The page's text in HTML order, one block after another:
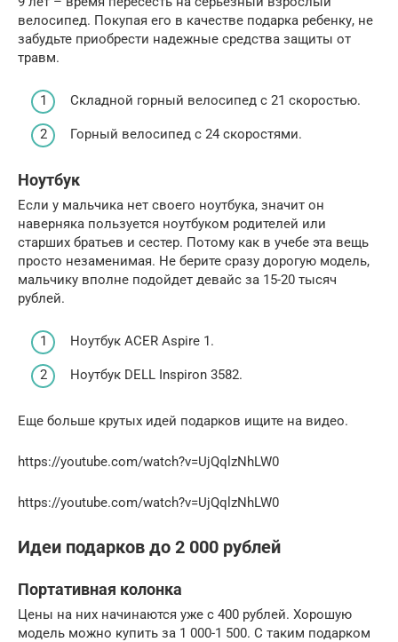
велосипед. Покупая его в качестве подарка ребенку, не
забудьте приобрести надежные средства защиты от
травм.
Складной горный велосипед с 21 скоростью.
Горный велосипед с 24 скоростями.
Ноутбук
Если у мальчика нет своего ноутбука, значит он
наверняка пользуется ноутбуком родителей или
старших братьев и сестер. Потому как в учебе эта вещь
просто незаменимая. Не берите сразу дорогую модель,
мальчику вполне подойдет девайс за 15-20 тысяч
рублей.
Ноутбук ACER Aspire 1.
Ноутбук DELL Inspiron 3582.
Еще больше крутых идей подарков ищите на видео.
https://youtube.com/watch?v=UjQqlzNhLW0
https://youtube.com/watch?v=UjQqlzNhLW0
Идеи подарков до 2 000 рублей
Портативная колонка
Цены на них начинаются уже с 400 рублей. Хорошую
модель можно купить за 1 000-1 500. С таким подарком